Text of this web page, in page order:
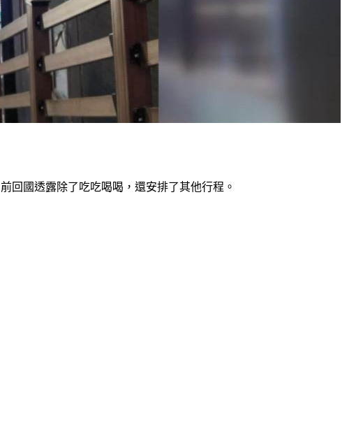
回國透露除了吃吃喝喝，還安排了其他行程。